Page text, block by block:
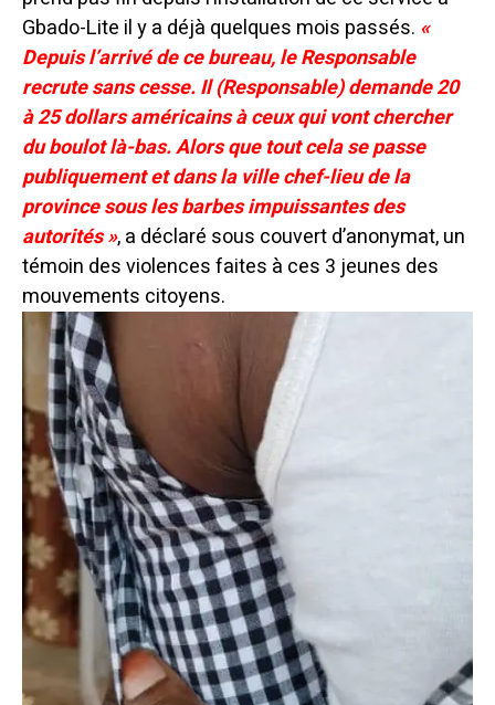
Gbado-Lite il y a déjà quelques mois passés. «
Depuis l’arrivé de ce bureau, le Responsable
recrute sans cesse. Il (Responsable) demande 20
à 25 dollars américains à ceux qui vont chercher
du boulot là-bas. Alors que tout cela se passe
publiquement et dans la ville chef-lieu de la
province sous les barbes impuissantes des
autorités », a déclaré sous couvert d’anonymat, un
témoin des violences faites à ces 3 jeunes des
mouvements citoyens.